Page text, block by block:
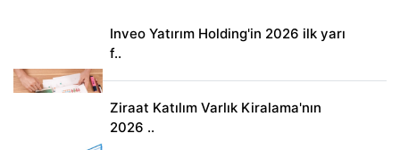
Inveo Yatırım Holding'in 2026 ilk yarı
f..
Ziraat Katılım Varlık Kiralama'nın
2026 ..